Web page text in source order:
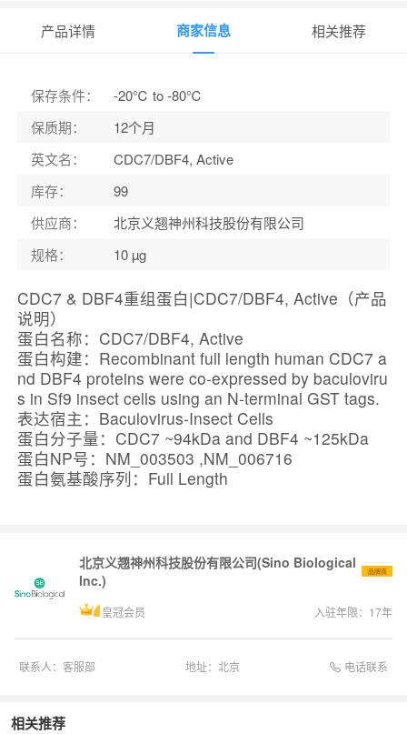
产品详情 商家信息 相关推荐
保存条件：
-20℃ to -80℃
保质期：
12个月
英文名：
CDC7/DBF4, Active
库存：
99
供应商：
北京义翘神州科技股份有限公司
规格： 10 µg
CDC7 & DBF4重组蛋白|CDC7/DBF4, Active（产品
说明）
蛋白名称：CDC7/DBF4, Active
蛋白构建：Recombinant full length human CDC7 a
nd DBF4 proteins were co-expressed by baculoviru
s in Sf9 insect cells using an N-terminal GST tags.
表达宿主：Baculovirus-Insect Cells
蛋白分子量：CDC7 ~94kDa and DBF4 ~125kDa
蛋白NP号：NM_003503 ,NM_006716
蛋白氨基酸序列：Full Length
北京义翘神州科技股份有限公司(Sino Biological
Inc.)
品牌商
皇冠会员 入驻年限： 17年
联系人： 客服部 地址： 北京 电话联系
相关推荐